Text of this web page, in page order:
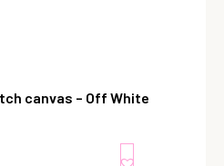
canvas – Off White